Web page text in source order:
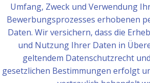
Umfang, Zweck und Verwendung
Bewerbungsprozesses erhobenen
Daten. Wir versichern, dass die
und Nutzung Ihrer Daten in
geltendem Datenschutzrecht
gesetzlichen Bestimmungen erfolgt